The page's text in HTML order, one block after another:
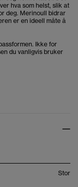
hva som helst, slik at
deg. Merinoull bidrar
er en ideell måte å
Ikke for
du vanligvis bruker
Stor